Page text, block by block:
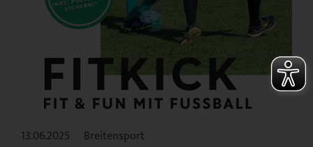
13.06.2025 Breitensport